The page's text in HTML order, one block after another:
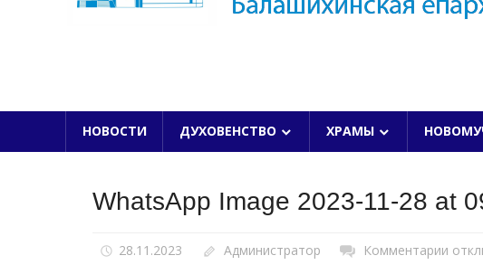
НОВОСТИ ДУХОВЕНСТВО ХРАМЫ
WhatsApp Image 2023-11-28 at
28.11.2023 Администратор Комментарии к